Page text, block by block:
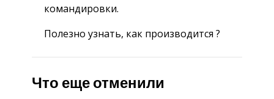
командировки.
Полезно узнать, как производится ?
Что еще отменили